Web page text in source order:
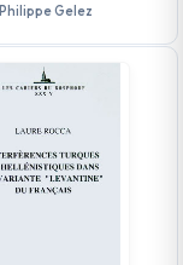
Philippe Gelez